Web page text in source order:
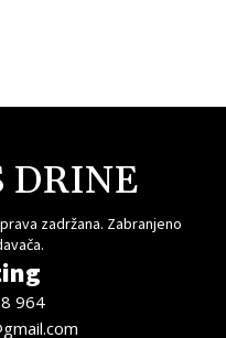
DRINE
zadržana. Zabranjeno
964